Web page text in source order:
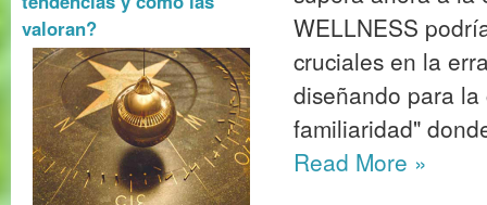
valoran?
WELLNESS
cruciales en la
diseñando para la
familiaridad"
Read More »